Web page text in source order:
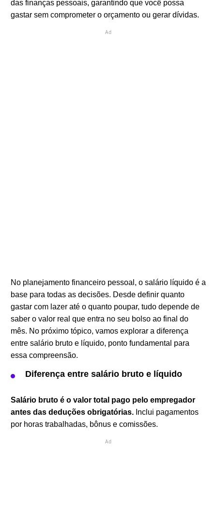
das finanças pessoais, garantindo que você possa
gastar sem comprometer o orçamento ou gerar dívidas.
Ad
No planejamento financeiro pessoal, o salário líquido é a
base para todas as decisões. Desde definir quanto
gastar com lazer até o quanto poupar, tudo depende de
saber o valor real que entra no seu bolso ao final do
mês. No próximo tópico, vamos explorar a diferença
entre salário bruto e líquido, ponto fundamental para
essa compreensão.
Diferença entre salário bruto e líquido
Salário bruto é o valor total pago pelo empregador
antes das deduções obrigatórias. Inclui pagamentos
por horas trabalhadas, bônus e comissões.
Ad